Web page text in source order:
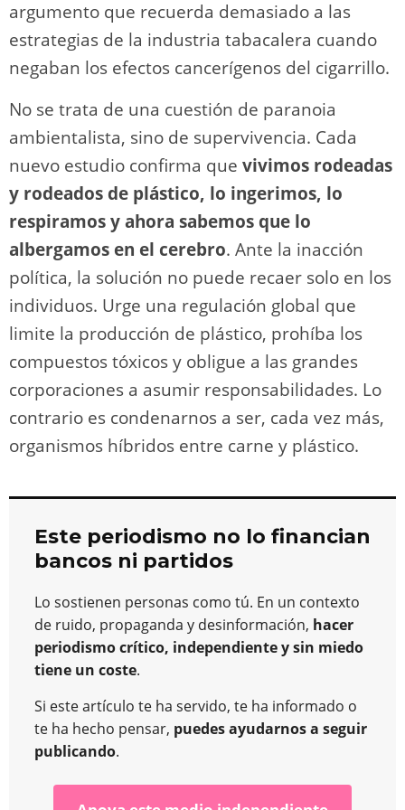
argumento que recuerda demasiado a las
estrategias de la industria tabacalera cuando
negaban los efectos cancerígenos del cigarrillo.
No se trata de una cuestión de paranoia
ambientalista, sino de supervivencia. Cada
nuevo estudio confirma que vivimos rodeadas
y rodeados de plástico, lo ingerimos, lo
respiramos y ahora sabemos que lo
albergamos en el cerebro. Ante la inacción
política, la solución no puede recaer solo en los
individuos. Urge una regulación global que
limite la producción de plástico, prohíba los
compuestos tóxicos y obligue a las grandes
corporaciones a asumir responsabilidades. Lo
contrario es condenarnos a ser, cada vez más,
organismos híbridos entre carne y plástico.
Este periodismo no lo financian
bancos ni partidos
Lo sostienen personas como tú. En un contexto
de ruido, propaganda y desinformación, hacer
periodismo crítico, independiente y sin miedo
tiene un coste.
Si este artículo te ha servido, te ha informado o
te ha hecho pensar, puedes ayudarnos a seguir
publicando.